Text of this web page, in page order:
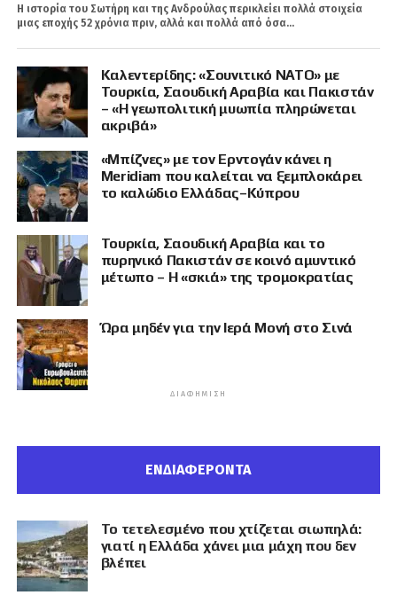
Η ιστορία του Σωτήρη και της Ανδρούλας περικλείει πολλά στοιχεία
μιας εποχής 52 χρόνια πριν, αλλά και πολλά από όσα...
Καλεντερίδης: «Σουνιτικό ΝΑΤΟ» με
Τουρκία, Σαουδική Αραβία και Πακιστάν
– «Η γεωπολιτική μυωπία πληρώνεται
ακριβά»
«Μπίζνες» με τον Ερντογάν κάνει η
Meridiam που καλείται να ξεμπλοκάρει
το καλώδιο Ελλάδας–Κύπρου
Τουρκία, Σαουδική Αραβία και το
πυρηνικό Πακιστάν σε κοινό αμυντικό
μέτωπο – Η «σκιά» της τρομοκρατίας
Ώρα μηδέν για την Ιερά Μονή στο Σινά
ΔΙΑΦΉΜΙΣΗ
ΕΝΔΙΑΦΕΡΟΝΤΑ
Το τετελεσμένο που χτίζεται σιωπηλά:
γιατί η Ελλάδα χάνει μια μάχη που δεν
βλέπει